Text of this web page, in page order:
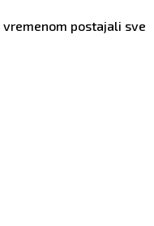
vremenom postajali sve